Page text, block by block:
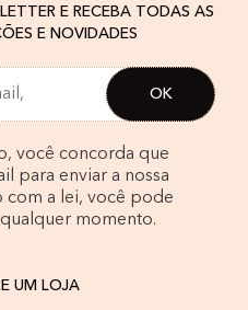
E RECEBA TODAS AS
E NOVIDADES
você concorda que
para enviar a nossa
com a lei, você pode
momento.
UM LOJA